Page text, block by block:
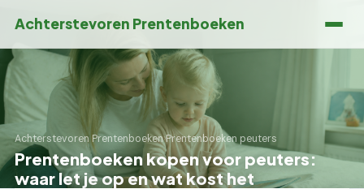
Achterstevoren Prentenboeken
Achterstevoren Prentenboeken›Prentenboeken peuters
Prentenboeken kopen voor peuters:
waar let je op en wat kost het